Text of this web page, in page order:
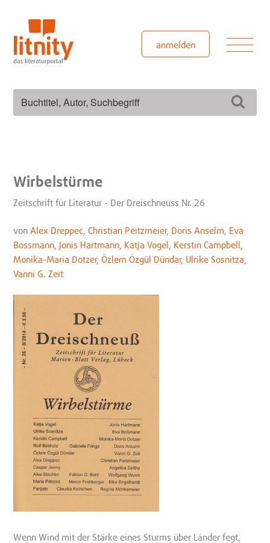
springen
anmelden
Wirbelstürme
Zeitschrift für Literatur - Der Dreischneuss Nr. 26
vonAlex Dreppec ,Christian Peitzmeier, Doris Anselm Eva
Bossmann Jonis Hartmann Katja Vogel Kerstin Campbell
Monika-Maria Dotzer,Özlem Özgül Dündar, Ulrike Sosnitza
Vanni G. Zeit
Wenn Wind mit der Stärke eines Sturms über Länder fegt,